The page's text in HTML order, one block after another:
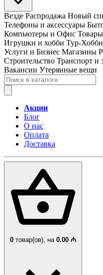
Везде Распродажа Новый
Телефоны и аксессуары
Компьютеры и Офис
Игрушки и хобби Тур-
Услуги и Бизнес Магазины
Строительство Транспорт и
Вакансии Утерянные вещи
Акции
Блог
О нас
Оплата
Доставка
0 товар(ов), на 0.00 ₼